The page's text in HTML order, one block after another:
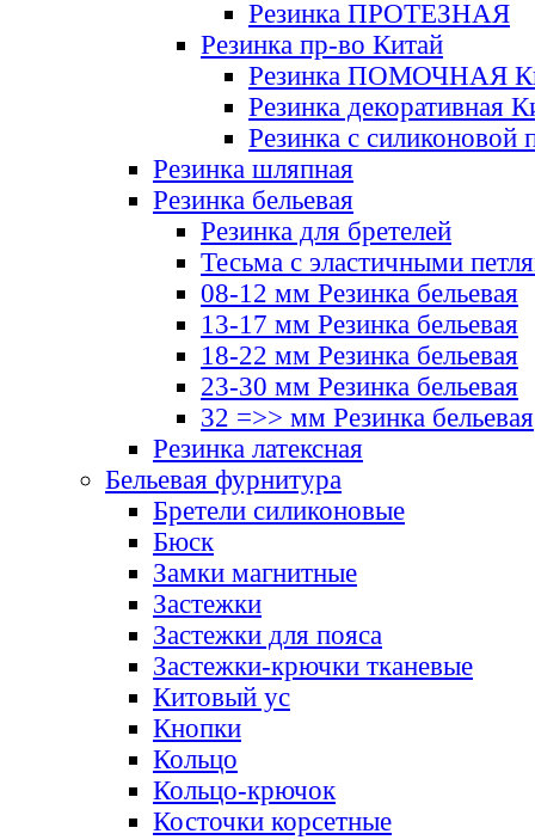
Резинка ПРОТЕЗНАЯ
Резинка пр-во Китай
Резинка ПОМОЧНАЯ
Резинка декоративная
Резинка с силиконовой
Резинка шляпная
Резинка бельевая
Резинка для бретелей
Тесьма с эластичными
08-12 мм Резинка бельевая
13-17 мм Резинка бельевая
18-22 мм Резинка бельевая
23-30 мм Резинка бельевая
32 =>> мм Резинка бельевая
Резинка латексная
Бельевая фурнитура
Бретели силиконовые
Бюск
Замки магнитные
Застежки
Застежки для пояса
Застежки-крючки тканевые
Китовый ус
Кнопки
Кольцо
Кольцо-крючок
Косточки корсетные